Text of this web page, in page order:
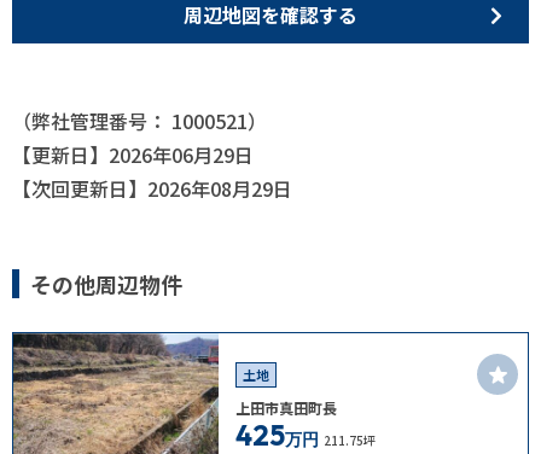
周辺地図を確認する
（弊社管理番号： 1000521）
【更新日】2026年06月29日
【次回更新日】2026年08月29日
その他周辺物件
土地
上田市真田町長
425万円 211.75坪